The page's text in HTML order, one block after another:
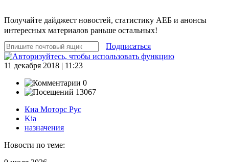
Получайте дайджест новостей, статистику АЕБ и анонсы
интересных материалов раньше остальных!
Подписаться
11 декабря 2018 | 11:23
0
13067
Киа Моторс Рус
Kia
назначения
Новости по теме: